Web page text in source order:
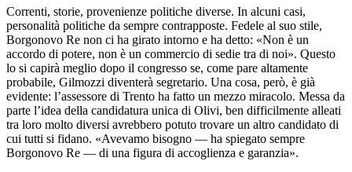
Correnti, storie, provenienze politiche diverse. In alcuni casi,
personalità politiche da sempre contrapposte. Fedele al suo stile,
Borgonovo Re non ci ha girato intorno e ha detto: «Non è un
accordo di potere, non è un commercio di sedie tra di noi». Questo
lo si capirà meglio dopo il congresso se, come pare altamente
probabile, Gilmozzi diventerà segretario. Una cosa, però, è già
evidente: l’assessore di Trento ha fatto un mezzo miracolo. Messa da
parte l’idea della candidatura unica di Olivi, ben difficilmente alleati
tra loro molto diversi avrebbero potuto trovare un altro candidato di
cui tutti si fidano. «Avevamo bisogno — ha spiegato sempre
Borgonovo Re — di una figura di accoglienza e garanzia».